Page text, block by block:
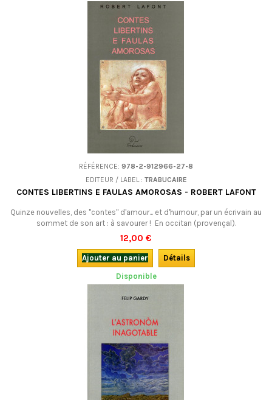
RÉFÉRENCE: 978-2-912966-27-8
EDITEUR / LABEL : TRABUCAIRE
CONTES LIBERTINS E FAULAS AMOROSAS - ROBERT LAFONT
Quinze nouvelles, des "contes" d'amour... et d'humour, par un écrivain au
sommet de son art : à savourer ! En occitan (provençal).
12,00 €
Ajouter au panier
Détails
Disponible